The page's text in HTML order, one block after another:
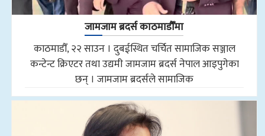
जामजाम ब्रदर्स काठमाडौँमा
काठमाडौँ, २२ साउन । दुबईस्थित चर्चित सामाजिक सञ्जाल
कन्टेन्ट क्रिएटर तथा उद्यमी जामजाम ब्रदर्स नेपाल आइपुगेका
छन् । जामजाम ब्रदर्सले सामाजिक